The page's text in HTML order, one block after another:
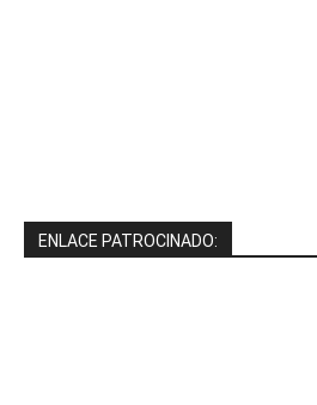
ENLACE PATROCINADO: